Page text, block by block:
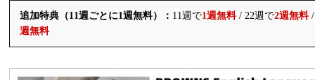
追加特典（11週ごとに1週無料）： 11週で1週無料/ 22週で2週無料/
週無料